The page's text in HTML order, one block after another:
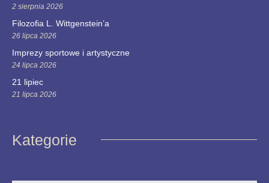
2 sierpnia 2026
Filozofia L. Wittgenstein’a
26 lipca 2026
Imprezy sportowe i artystyczne
24 lipca 2026
21 lipiec
21 lipca 2026
Kategorie